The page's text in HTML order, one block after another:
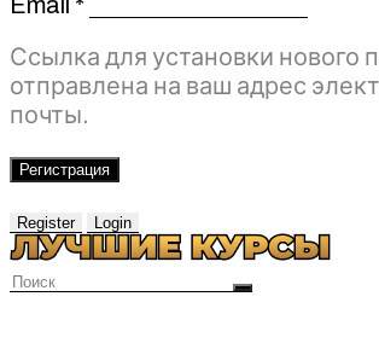
Email *Обязательно
Ссылка для установки нового
отправлена ​​на ваш адрес
почты.
Регистрация
Register Login